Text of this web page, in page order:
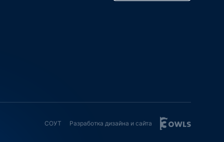
СОУТ Разработка дизайна и сайта